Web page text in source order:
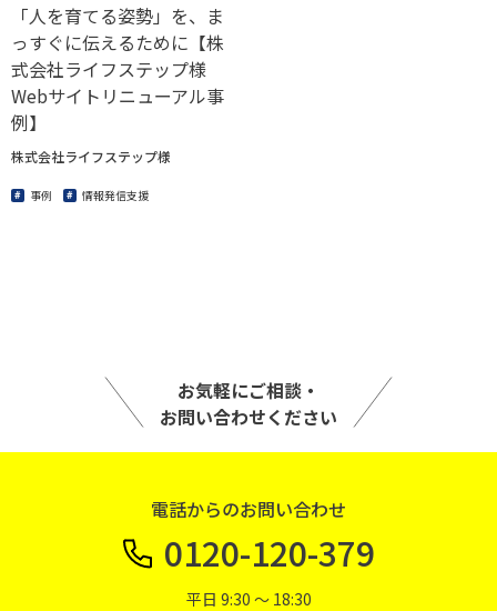
「人を育てる姿勢」を、ま
っすぐに伝えるために【株
式会社ライフステップ様
Webサイトリニューアル事
例】
株式会社ライフステップ様
事例 情報発信支援
お気軽にご相談・
お問い合わせください
電話からのお問い合わせ
0120-120-379
平日 9:30 〜 18:30